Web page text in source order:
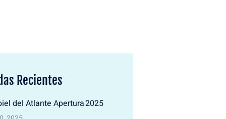
Recientes
del Atlante Apertura 2025